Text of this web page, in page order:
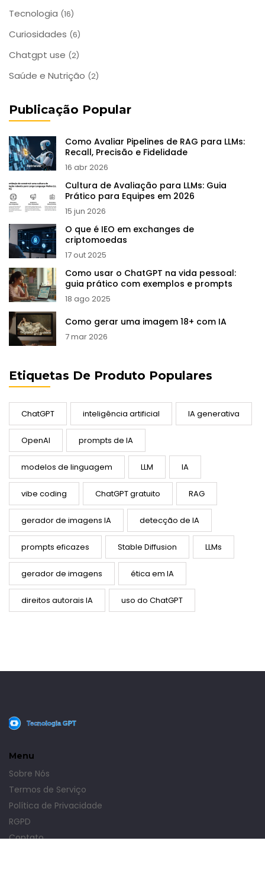
Tecnologia (16)
Curiosidades (6)
Chatgpt use (2)
Saúde e Nutrição (2)
Publicação Popular
Como Avaliar Pipelines de RAG para LLMs:
Recall, Precisão e Fidelidade
16 abr 2026
Cultura de Avaliação para LLMs: Guia
Prático para Equipes em 2026
15 jun 2026
O que é IEO em exchanges de
criptomoedas
17 out 2025
Como usar o ChatGPT na vida pessoal:
guia prático com exemplos e prompts
18 ago 2025
Como gerar uma imagem 18+ com IA
7 mar 2026
Etiquetas De Produto Populares
ChatGPT inteligência artificial IA generativa
OpenAI prompts de IA
modelos de linguagem LLM IA
vibe coding ChatGPT gratuito RAG
gerador de imagens IA detecção de IA
prompts eficazes Stable Diffusion LLMs
gerador de imagens ética em IA
direitos autorais IA uso do ChatGPT
Menu
Sobre Nós
Termos de Serviço
Política de Privacidade
RGPD
Contato